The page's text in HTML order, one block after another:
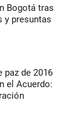
Bogotá tras
y presuntas
paz de 2016
el Acuerdo: